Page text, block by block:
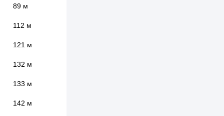
89 м
112 м
121 м
132 м
133 м
142 м